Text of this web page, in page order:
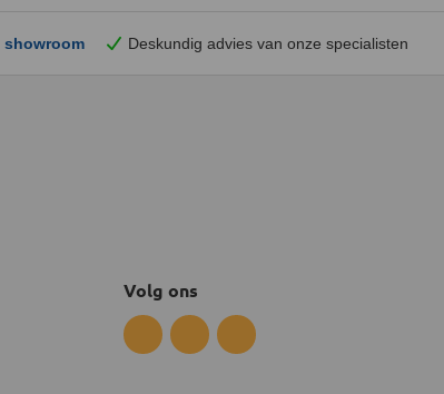
showroom Deskundig advies van onze specialisten
Volg ons